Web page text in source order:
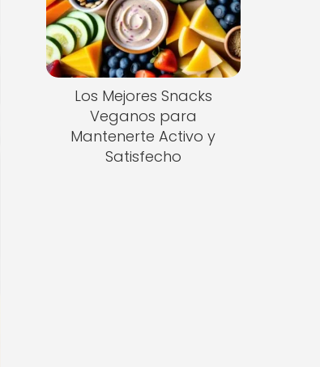
Los Mejores Snacks
Veganos para
Mantenerte Activo y
Satisfecho